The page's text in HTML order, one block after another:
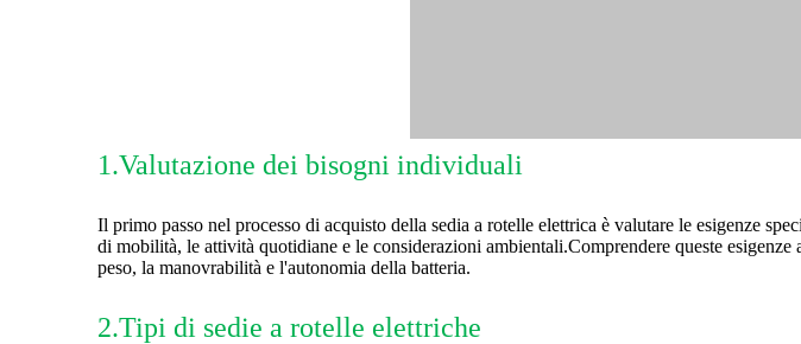
1.Valutazione dei bisogni individuali
Il primo passo nel processo di acquisto della sedia a rotelle elettrica è valutare le esigenze
di mobilità, le attività quotidiane e le considerazioni ambientali.Comprendere queste
peso, la manovrabilità e l'autonomia della batteria.
2.Tipi di sedie a rotelle elettriche